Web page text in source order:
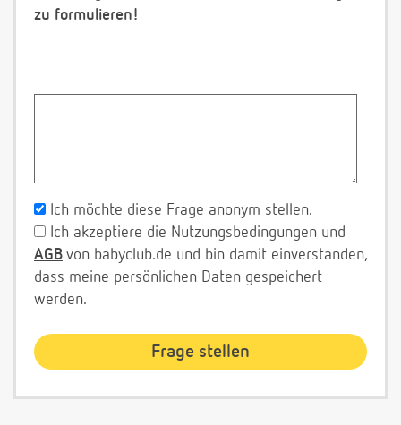
zu formulieren!
Ich möchte diese Frage anonym stellen.
Ich akzeptiere die Nutzungsbedingungen und
AGB von babyclub.de und bin damit einverstanden,
dass meine persönlichen Daten gespeichert
werden.